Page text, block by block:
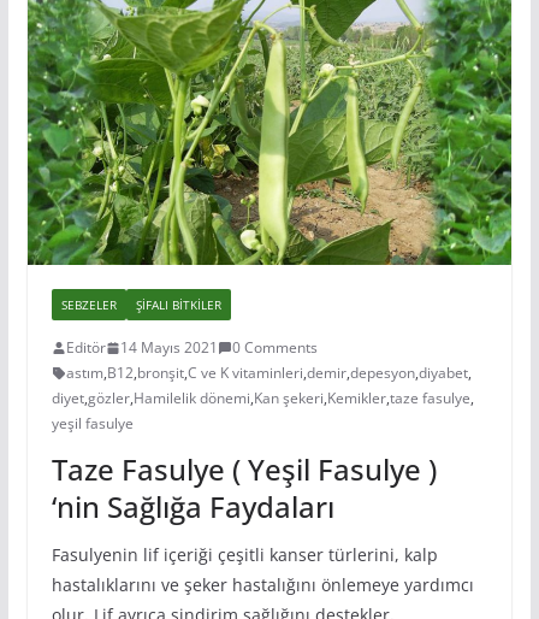
SEBZELER ŞIFALI BITKILER
Editör 14 Mayıs 2021
0 Comments
astım,B12,bronşit,C ve K vitaminleri,demir,depesyon,diyabet,
diyet,gözler,Hamilelik dönemi,Kan şekeri,Kemikler,taze fasulye,
yeşil fasulye
Taze Fasulye ( Yeşil Fasulye )
‘nin Sağlığa Faydaları
Fasulyenin lif içeriği çeşitli kanser türlerini, kalp
hastalıklarını ve şeker hastalığını önlemeye yardımcı